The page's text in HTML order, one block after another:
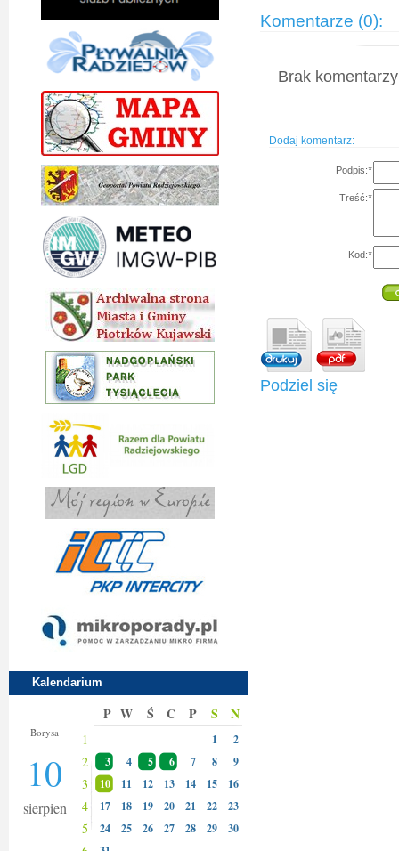
Kalendarium
Borysa
10
sierpien
P W Ś C P S N
1 1 2
2 3 4 5 6 7 8 9
3 10 11 12 13 14 15 16
4 17 18 19 20 21 22 23
5 24 25 26 27 28 29 30
Komentarze (0):
Brak
Dodaj komentarz:
Podpis:*
Treść:*
Kod:*
Podziel się